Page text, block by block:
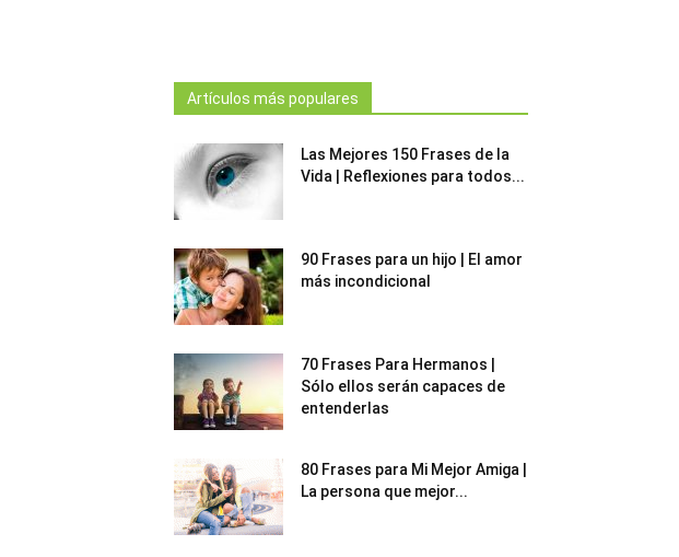
Artículos más populares
Las Mejores 150 Frases de la
Vida | Reflexiones para todos...
90 Frases para un hijo | El amor
más incondicional
70 Frases Para Hermanos |
Sólo ellos serán capaces de
entenderlas
80 Frases para Mi Mejor Amiga |
La persona que mejor...